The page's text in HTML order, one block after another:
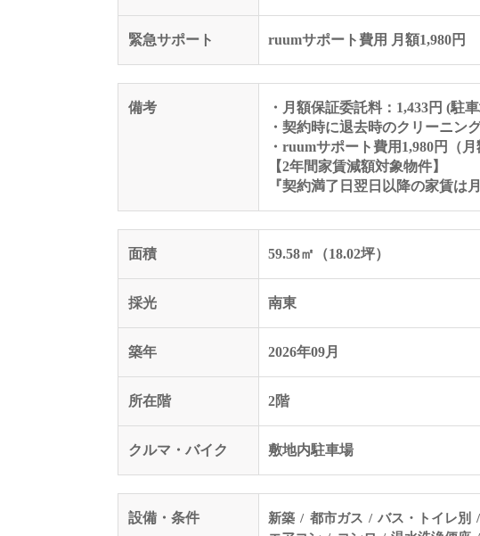
緊急サポート ruumサポート費用 月額1,980円
備考
・月額保証委託料：1,433円 (駐
・契約時に退去時のクリーニン
・ruumサポート費用1,980円（
【2年間家賃減額対象物件】
『契約満了日翌日以降の家賃は
面積 59.58㎡（18.02坪）
採光 南東
築年 2026年09月
所在階 2階
クルマ・バイク 敷地内駐車場
設備・条件 新築 都市ガス バス・トイレ別